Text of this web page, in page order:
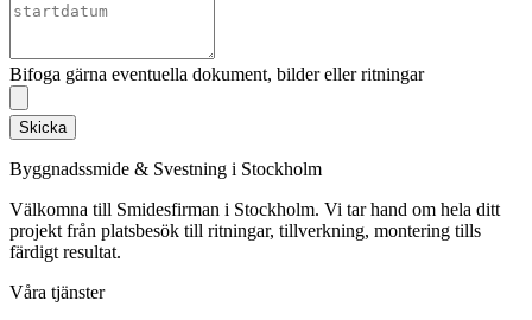
Bifoga gärna eventuella dokument, bilder eller ritningar
Skicka
Byggnadssmide & Svestning i Stockholm
Välkomna till Smidesfirman i Stockholm. Vi tar hand om hela ditt
projekt från platsbesök till ritningar, tillverkning, montering tills
färdigt resultat.
Våra tjänster